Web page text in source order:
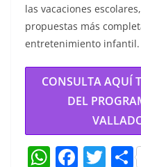
las vacaciones
propuestas más
entretenimiento infantil.
CONSULTA AQUÍ
DEL
W F T